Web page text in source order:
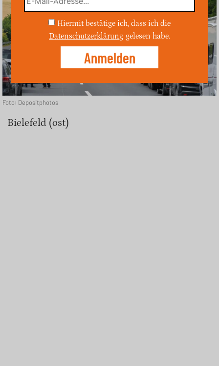
Foto: Depositphotos
Bielefeld (ost)
Hiermit bestätige ich, dass ich die
Datenschutzerklärung gelesen habe.